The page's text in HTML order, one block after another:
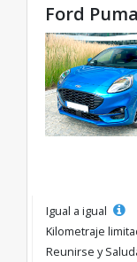
Ford Puma
Igual a igual
Kilometraje
Reunirse y